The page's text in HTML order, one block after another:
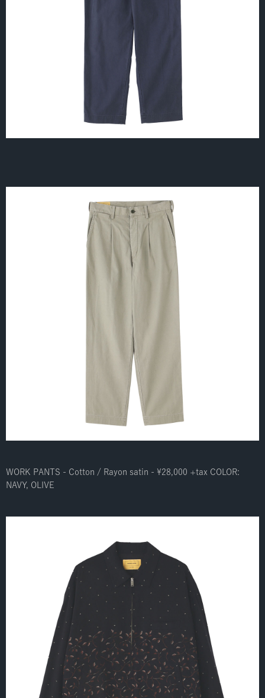
WORK PANTS - Cotton / Rayon satin - ¥28,000 +tax COLOR:
NAVY, OLIVE